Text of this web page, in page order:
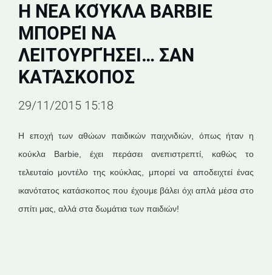
Η ΝΈΑ ΚΟΎΚΛΑ BARBIE
ΜΠΟΡΕΊ ΝΑ
ΛΕΙΤΟΥΡΓΉΣΕΙ… ΣΑΝ
ΚΑΤΆΣΚΟΠΟΣ
29/11/2015 15:18
Η εποχή των αθώων παιδικών παιχνιδιών, όπως ήταν η
κούκλα Barbie, έχει περάσει ανεπιστρεπτί, καθώς το
τελευταίο μοντέλο της κούκλας, μπορεί να αποδειχτεί ένας
ικανότατος κατάσκοπος που έχουμε βάλει όχι απλά μέσα στο
σπίτι μας, αλλά στα δωμάτια των παιδιών!